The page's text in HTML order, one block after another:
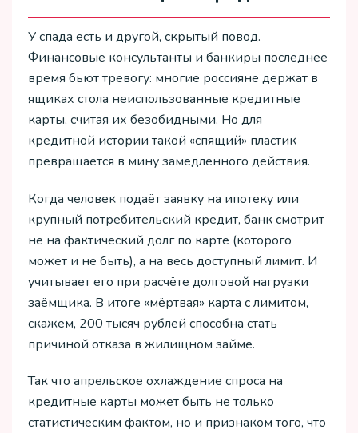
У спада есть и другой, скрытый повод.
Финансовые консультанты и банкиры последнее
время бьют тревогу: многие россияне держат в
ящиках стола неиспользованные кредитные
карты, считая их безобидными. Но для
кредитной истории такой «спящий» пластик
превращается в мину замедленного действия.
Когда человек подаёт заявку на ипотеку или
крупный потребительский кредит, банк смотрит
не на фактический долг по карте (которого
может и не быть), а на весь доступный лимит. И
учитывает его при расчёте долговой нагрузки
заёмщика. В итоге «мёртвая» карта с лимитом,
скажем, 200 тысяч рублей способна стать
причиной отказа в жилищном займе.
Так что апрельское охлаждение спроса на
кредитные карты может быть не только
статистическим фактом, но и признаком того, что